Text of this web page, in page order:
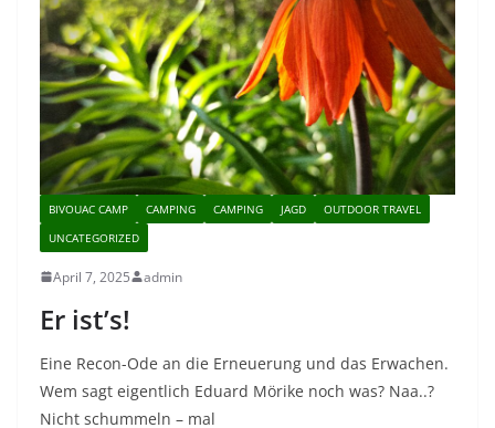
BIVOUAC CAMP CAMPING CAMPING JAGD
OUTDOOR TRAVEL
UNCATEGORIZED
April 7, 2025 admin
Er ist’s!
Eine Recon-Ode an die Erneuerung und das Erwachen.
Wem sagt eigentlich Eduard Mörike noch was? Naa..?
Nicht schummeln – mal